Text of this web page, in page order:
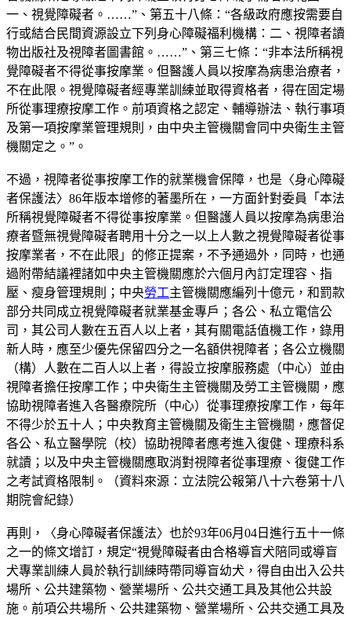
一、視覺障礙者。……”、第五十八條：“各級政府應按需要自
行或結合民間資源設立下列身心障礙福利機構：二、視障者讀
物出版社及視障者圖書館。……”、第三七條：“非本法所稱視
覺障礙者不得從事按摩業。但醫護人員以按摩為病患治療者，
不在此限。視覺障礙者經專業訓練並取得資格者，得在固定場
所從事理療按摩工作。前項資格之認定、輔導辦法、執行事項
及第一項按摩業管理規則，由中央主管機關會同中央衛生主管
機關定之。”。
不過，視障者從事按摩工作的就業機會保障，也是〈身心障礙
者保護法〉86年版本增修的著墨所在，一方面針對委員「本法
所稱視覺障礙者不得從事按摩業。但醫護人員以按摩為病患治
療者暨無視覺障礙者聘用十分之一以上人數之視覺障礙者從事
按摩業者，不在此限」的修正提案，不予通過外，同時，也通
過附帶結議裡諸如中央主管機關應於六個月內訂定理容、指
壓、瘦身管理規則；中央勞工主管機關應編列十億元，和罰款
部分共同成立視覺障礙者就業基金專戶；各公、私立電信公
司，其公司人數在五百人以上者，其有關電話值機工作，錄用
新人時，應至少優先保留四分之一名額供視障者；各公立機關
（構）人數在二百人以上者，得設立按摩服務處（中心）並由
視障者擔任按摩工作；中央衛生主管機關及勞工主管機關，應
協助視障者進入各醫療院所（中心）從事理療按摩工作，每年
不得少於五十人；中央教育主管機關及衛生主管機關，應督促
各公、私立醫學院（校）協助視障者應考進入復健、理療科系
就讀；以及中央主管機關應取消對視障者從事理療、復健工作
之考試資格限制。（資料來源：立法院公報第八十六卷第十八
期院會紀錄）
再則，〈身心障礙者保護法〉也於93年06月04日進行五十一條
之一的條文增訂，規定“視覺障礙者由合格導盲犬陪同或導盲
犬專業訓練人員於執行訓練時帶同導盲幼犬，得自由出入公共
場所、公共建築物、營業場所、公共交通工具及其他公共設
施。前項公共場所、公共建築物、營業場所、公共交通工具及